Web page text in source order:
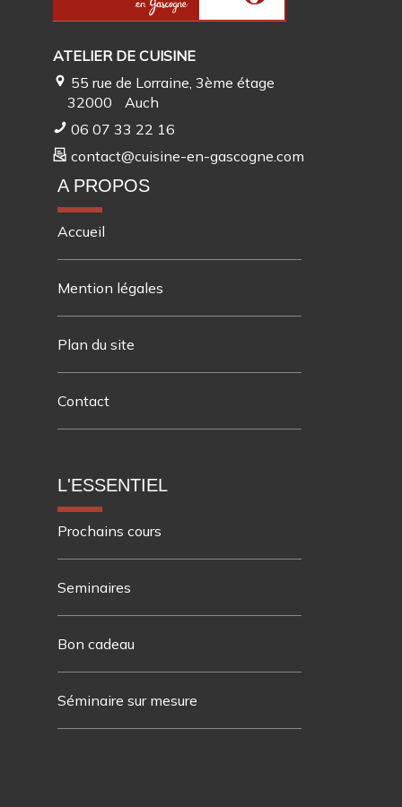
ATELIER DE CUISINE
55 rue de Lorraine, 3ème étage
32000
Auch
06 07 33 22 16
contact@cuisine-en-gascogne.com
A PROPOS
Accueil
Mention légales
Plan du site
Contact
L'ESSENTIEL
Prochains cours
Seminaires
Bon cadeau
Séminaire sur mesure